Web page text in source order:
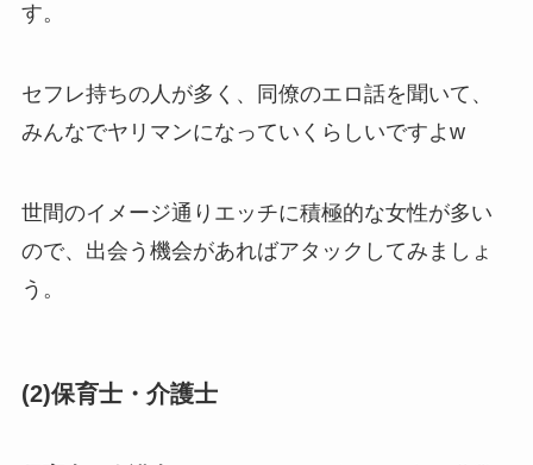
す。
セフレ持ちの人が多く、同僚のエロ話を聞いて、
みんなでヤリマンになっていくらしいですよw
世間のイメージ通りエッチに積極的な女性が多い
ので、出会う機会があればアタックしてみましょ
う。
(2)保育士・介護士